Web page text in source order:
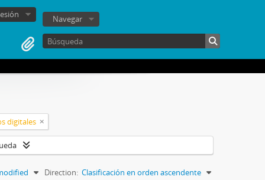
Navegar
digitales
Direction: Clasificación en orden ascendente